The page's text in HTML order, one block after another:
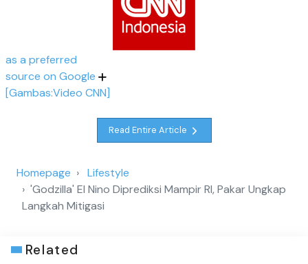
as a preferred
source on Google
[Gambas:Video CNN]
Read Entire Article
Homepage
Lifestyle
'Godzilla' El Nino Diprediksi Mampir RI, Pakar Ungkap
Langkah Mitigasi
Related